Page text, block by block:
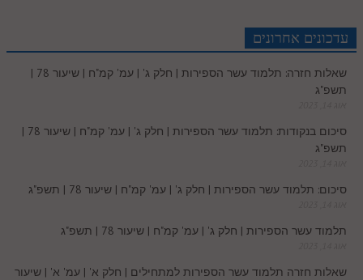
A
p
o
o
r
e
I
e
o
k
l
t
r
e
עדכונים אחרונים
שאלות חזרה: תלמוד עשר הספירות | חלק ג' | עמ' קמ"ח | שיעור 78 |
תשפ"ג
סיכום בנקודות: תלמוד עשר הספירות | חלק ג' | עמ' קמ"ח | שיעור 78 |
תשפ"ג
סיכום: תלמוד עשר הספירות | חלק ג' | עמ' קמ"ח | שיעור 78 | תשפ"ג
תלמוד עשר הספירות | חלק ג' | עמ' קמ"ח | שיעור 78 | תשפ"ג
שאלות חזרה תלמוד עשר הספירות למתחילים | חלק א' | עמ' א' | שיעור